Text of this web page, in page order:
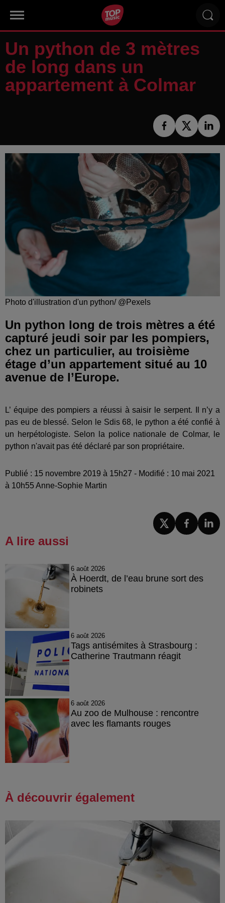
Un python de 3 mètres
de long dans un
appartement à Colmar
Photo d'illustration d'un python/ @Pexels
Un python long de trois mètres a été
capturé jeudi soir par les pompiers,
chez un particulier, au troisième
étage d’un appartement situé au 10
avenue de l’Europe.
L’ équipe des pompiers a réussi à saisir le serpent. Il n’y a
pas eu de blessé. Selon le Sdis 68, le python a été confié à
un herpétologiste. Selon la police nationale de Colmar, le
python n'avait pas été déclaré par son propriétaire.
Publié : 15 novembre 2019 à 15h27 - Modifié : 10 mai 2021
à 10h55 Anne-Sophie Martin
A lire aussi
6 août 2026
À Hoerdt, de l’eau brune sort des
robinets
6 août 2026
Tags antisémites à Strasbourg :
Catherine Trautmann réagit
6 août 2026
Au zoo de Mulhouse : rencontre
avec les flamants rouges
À découvrir également